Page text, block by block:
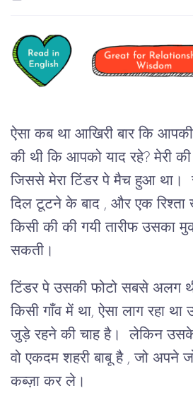
ऐसा कब था आखिरी बार कि
की थी कि आपको याद रहे? मेरी
जिससे मेरा टिंडर पे मैच हुआ था।
दिल टूटने के बाद , और एक रिश्ता
किसी की की गयी तारीफ उसका
सकती।
टिंडर पे उसकी फोटो सबसे अलग
किसी गाँव में था, ऐसा लाग रहा
जुड़े रहने की चाह है। लेकिन उसके
वो एकदम शहरी बाबू है , जो अपने
कब्ज़ा कर ले।